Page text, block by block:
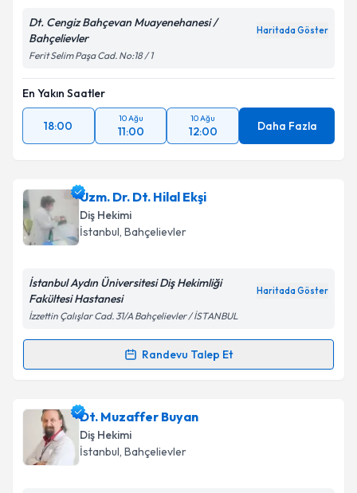
Dt. Cengiz Bahçevan Muayenehanesi /
Bahçelievler
Haritada Göster
Ferit Selim Paşa Cad. No:18 / 1
En Yakın Saatler
18:00
10 Ağu
11:00
10 Ağu
12:00 Daha Fazla
Uzm. Dr. Dt. Hilal Ekşi
Diş Hekimi
İstanbul, Bahçelievler
İstanbul Aydın Üniversitesi Diş Hekimliği
Fakültesi Hastanesi
Haritada Göster
İzzettin Çalışlar Cad. 31/A Bahçelievler / İSTANBUL
Randevu Talep Et
Randevu Takvimi Talebi
Uzm. Dr. Dt. Hilal Ekşiiçin randevu takvimi talebi
oluşturun. Size bu uzmandan randevu almanız için bir
takvim hazırlandığında e-posta ile bilgilendireceğiz.
Dt. Muzaffer Buyan
Diş Hekimi
İstanbul, Bahçelievler